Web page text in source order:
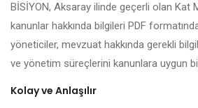
BİSİYON, Aksaray ilinde geçerli olan Kat
kanunlar hakkında bilgileri PDF
yöneticiler, mevzuat hakkında gerekli
ve yönetim süreçlerini kanunlara uygun
Kolay ve Anlaşılır